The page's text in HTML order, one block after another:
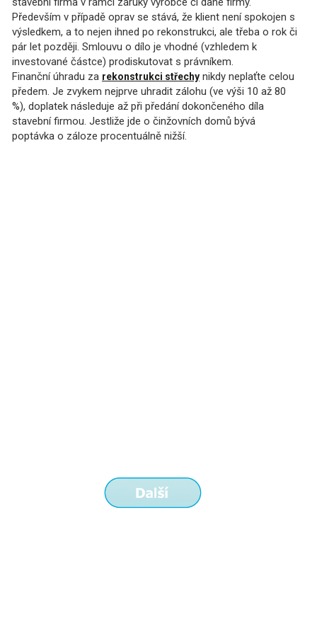
Především v případě oprav se stává, že klient není spokojen s
výsledkem, a to nejen ihned po rekonstrukci, ale třeba o rok či
pár let později. Smlouvu o dílo je vhodné (vzhledem k
investované částce) prodiskutovat s právníkem.
Finanční úhradu za rekonstrukci střechy nikdy neplaťte celou
předem. Je zvykem nejprve uhradit zálohu (ve výši 10 až 80
%), doplatek následuje až při předání dokončeného díla
stavební firmou. Jestliže jde o činžovních domů bývá
poptávka o záloze procentuálně nižší.